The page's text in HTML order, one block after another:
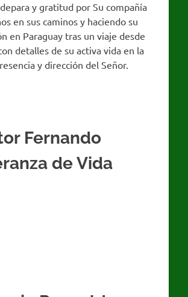
y gratitud por Su compañía
en sus caminos y haciendo su
en Paraguay tras un viaje desde
detalles de su activa vida en la
y dirección del Señor.
Fernando
de Vida